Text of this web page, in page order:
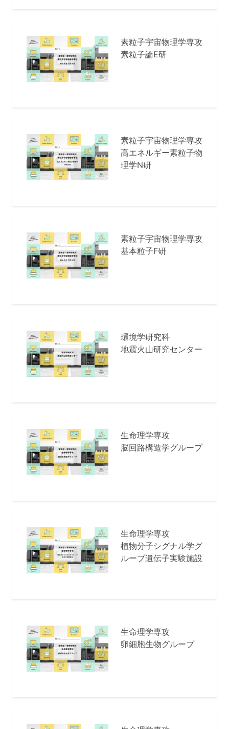
素粒子宇宙物理学専攻
素粒子論E研
素粒子宇宙物理学専攻
高エネルギー素粒子物
理学N研
素粒子宇宙物理学専攻
基本粒子F研
環境学研究科
地震火山研究センター
生命理学専攻
脳回路構造学グループ
生命理学専攻
植物分子シグナル学グ
ループ遺伝子実験施設
生命理学専攻
卵細胞生物グループ